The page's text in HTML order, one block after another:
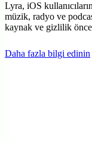
Lyra, iOS
müzik, radyo ve
kaynak ve gizlilik
Daha fazla bilgi edinin